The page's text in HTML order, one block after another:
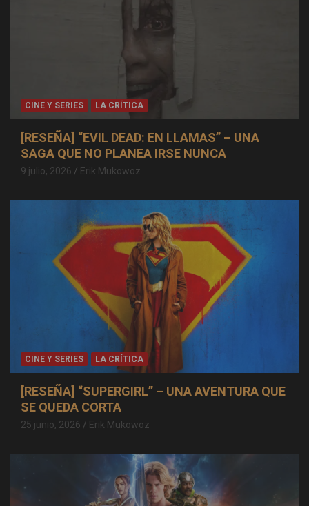
CINE Y SERIES LA CRÍTICA
[RESEÑA] “EVIL DEAD: EN LLAMAS” – UNA
SAGA QUE NO PLANEA IRSE NUNCA
9 julio, 2026 Erik Mukowoz
CINE Y SERIES LA CRÍTICA
[RESEÑA] “SUPERGIRL” – UNA AVENTURA QUE
SE QUEDA CORTA
25 junio, 2026 Erik Mukowoz